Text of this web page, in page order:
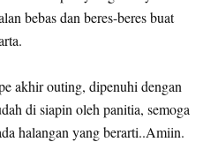
bebas dan beres-beres buat
akhir outing, dipenuhi dengan
di siapin oleh panitia, semoga
halangan yang berarti..Amiin.